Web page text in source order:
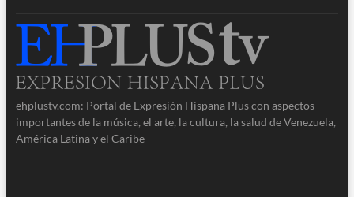
ehplustv.com: Portal de Expresión Hispana Plus con aspectos
importantes de la música, el arte, la cultura, la salud de Venezuela,
América Latina y el Caribe